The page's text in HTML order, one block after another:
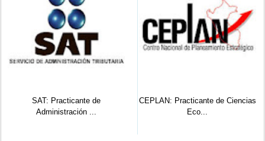
Practicante de
...
CEPLAN: Practicante de Ciencias